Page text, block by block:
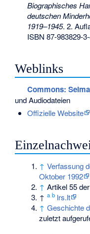
Biographisches
deutschen
1919–1945. 2.
ISBN 87-983829-
Weblinks
Commons:
und Audiodateien
Offizielle Website
↑ Verfassung
Oktober 1992
↑ Artikel 55
↑a b lrs.lt
↑ Geschichte
zuletzt